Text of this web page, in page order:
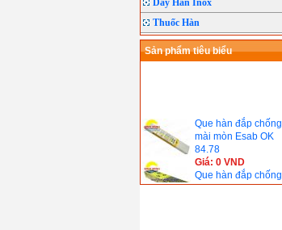
Dây Hàn Inox
Thuốc Hàn
Sản phẩm tiêu biểu
Que hàn đắp chống
mài mòn Esab OK
84.78
Giá: 0 VND
Que hàn đắp chống
mài mòn Esab OK